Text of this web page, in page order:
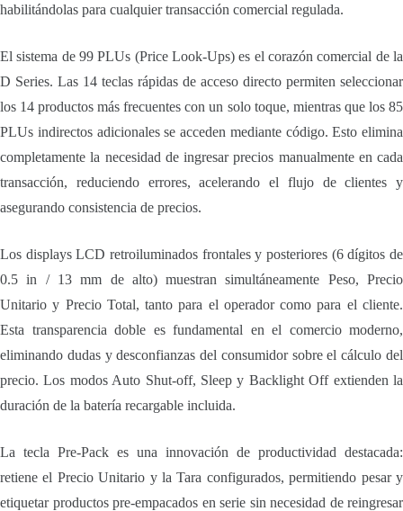
habilitándolas para cualquier transacción comercial regulada.
El sistema de 99 PLUs (Price Look-Ups) es el corazón comercial de la
D Series. Las 14 teclas rápidas de acceso directo permiten seleccionar
los 14 productos más frecuentes con un solo toque, mientras que los 85
PLUs indirectos adicionales se acceden mediante código. Esto elimina
completamente la necesidad de ingresar precios manualmente en cada
transacción, reduciendo errores, acelerando el flujo de clientes y
asegurando consistencia de precios.
Los displays LCD retroiluminados frontales y posteriores (6 dígitos de
0.5 in / 13 mm de alto) muestran simultáneamente Peso, Precio
Unitario y Precio Total, tanto para el operador como para el cliente.
Esta transparencia doble es fundamental en el comercio moderno,
eliminando dudas y desconfianzas del consumidor sobre el cálculo del
precio. Los modos Auto Shut-off, Sleep y Backlight Off extienden la
duración de la batería recargable incluida.
La tecla Pre-Pack es una innovación de productividad destacada:
retiene el Precio Unitario y la Tara configurados, permitiendo pesar y
etiquetar productos pre-empacados en serie sin necesidad de reingresar